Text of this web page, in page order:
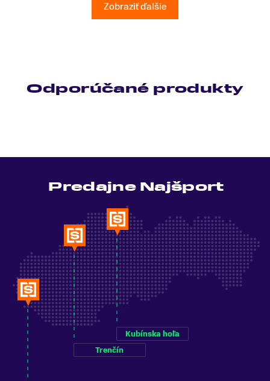
Ešte raz ďakujem.Zobraziť ďalšie
Odporúčané produkty
Predajne Najšport
Trenčín
Kubínska hoľa